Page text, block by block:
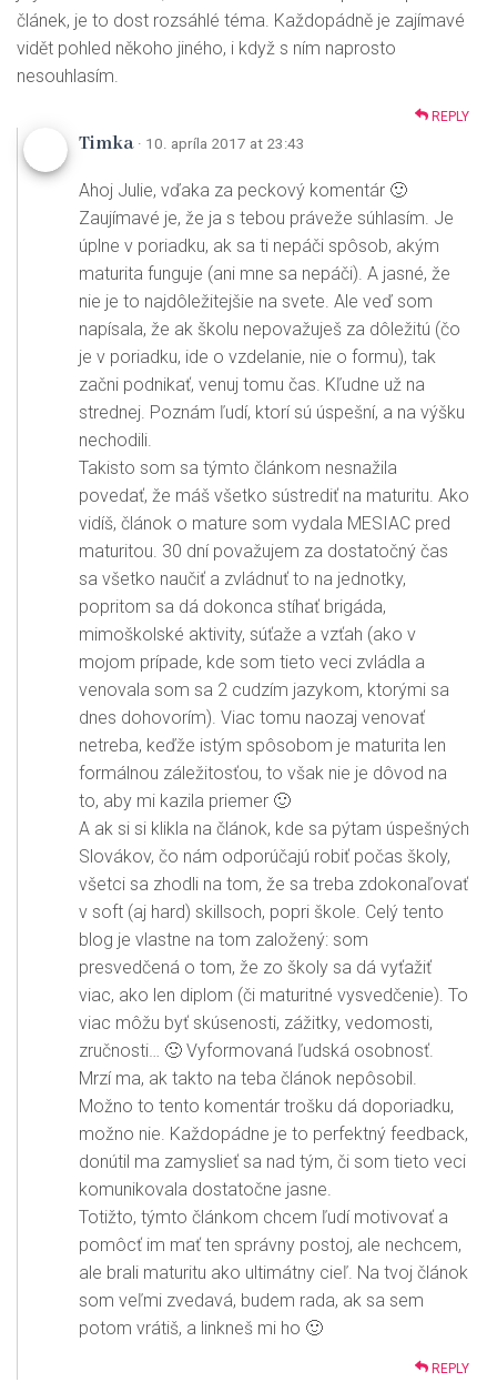
článek, je to dost rozsáhlé téma. Každopádně je zajímavé
vidět pohled někoho jiného, i když s ním naprosto
nesouhlasím.
REPLY
Timka · 10. apríla 2017 at 23:43
Ahoj Julie, vďaka za peckový komentár 🙂
Zaujímavé je, že ja s tebou práveže súhlasím. Je
úplne v poriadku, ak sa ti nepáči spôsob, akým
maturita funguje (ani mne sa nepáči). A jasné, že
nie je to najdôležitejšie na svete. Ale veď som
napísala, že ak školu nepovažuješ za dôležitú (čo
je v poriadku, ide o vzdelanie, nie o formu), tak
začni podnikať, venuj tomu čas. Kľudne už na
strednej. Poznám ľudí, ktorí sú úspešní, a na výšku
nechodili.
Takisto som sa týmto článkom nesnažila
povedať, že máš všetko sústrediť na maturitu. Ako
vidíš, článok o mature som vydala MESIAC pred
maturitou. 30 dní považujem za dostatočný čas
sa všetko naučiť a zvládnuť to na jednotky,
popritom sa dá dokonca stíhať brigáda,
mimoškolské aktivity, súťaže a vzťah (ako v
mojom prípade, kde som tieto veci zvládla a
venovala som sa 2 cudzím jazykom, ktorými sa
dnes dohovorím). Viac tomu naozaj venovať
netreba, keďže istým spôsobom je maturita len
formálnou záležitosťou, to však nie je dôvod na
to, aby mi kazila priemer 🙂
A ak si si klikla na článok, kde sa pýtam úspešných
Slovákov, čo nám odporúčajú robiť počas školy,
všetci sa zhodli na tom, že sa treba zdokonaľovať
v soft (aj hard) skillsoch, popri škole. Celý tento
blog je vlastne na tom založený: som
presvedčená o tom, že zo školy sa dá vyťažiť
viac, ako len diplom (či maturitné vysvedčenie). To
viac môžu byť skúsenosti, zážitky, vedomosti,
zručnosti… 🙂 Vyformovaná ľudská osobnosť.
Mrzí ma, ak takto na teba článok nepôsobil.
Možno to tento komentár trošku dá doporiadku,
možno nie. Každopádne je to perfektný feedback,
donútil ma zamyslieť sa nad tým, či som tieto veci
komunikovala dostatočne jasne.
Totižto, týmto článkom chcem ľudí motivovať a
pomôcť im mať ten správny postoj, ale nechcem,
ale brali maturitu ako ultimátny cieľ. Na tvoj článok
som veľmi zvedavá, budem rada, ak sa sem
potom vrátiš, a linkneš mi ho 🙂
REPLY